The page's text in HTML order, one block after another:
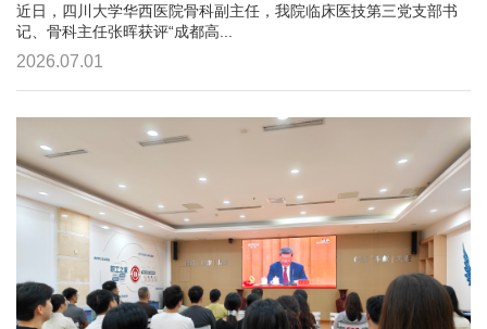
近日，四川大学华西医院骨科副主任，我院临床医技第三党支部书
记、骨科主任张晖获评“成都高...
2026.07.01